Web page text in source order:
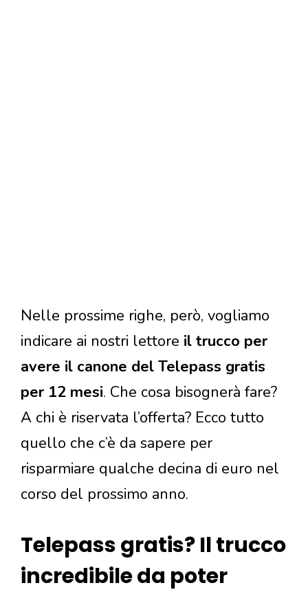
Nelle prossime righe, però, vogliamo
indicare ai nostri lettore il trucco per
avere il canone del Telepass gratis
per 12 mesi. Che cosa bisognerà fare?
A chi è riservata l’offerta? Ecco tutto
quello che c’è da sapere per
risparmiare qualche decina di euro nel
corso del prossimo anno.
Telepass gratis? Il trucco
incredibile da poter